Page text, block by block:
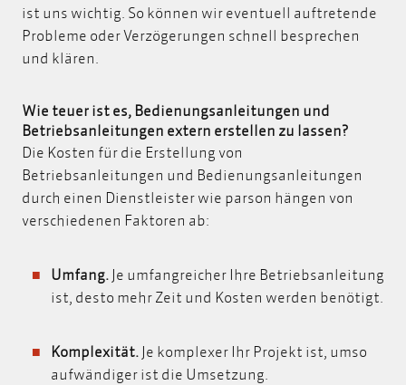
ist uns wichtig. So können wir eventuell auftretende
Probleme oder Verzögerungen schnell besprechen
und klären.
Wie teuer ist es, Bedienungsanleitungen und
Betriebsanleitungen extern erstellen zu lassen?
Die Kosten für die Erstellung von
Betriebsanleitungen und Bedienungsanleitungen
durch einen Dienstleister wie parson hängen von
verschiedenen Faktoren ab:
Umfang. Je umfangreicher Ihre Betriebsanleitung
ist, desto mehr Zeit und Kosten werden benötigt.
Komplexität. Je komplexer Ihr Projekt ist, umso
aufwändiger ist die Umsetzung.